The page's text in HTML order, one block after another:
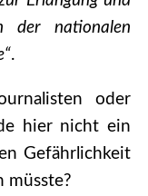
der nationalen
.
oder
hier nicht ein
Gefährlichkeit
müsste?